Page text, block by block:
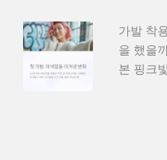
“가발
셨나요?
가발사
가발 착
을 했을
본 핑크
면서 외